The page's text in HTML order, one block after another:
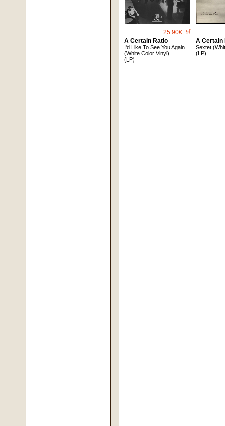
25.90€ 🛒
A Certain Ratio
I'd Like To See You Again
(White Color Vinyl)
(LP)
A Certain
Sextet
(LP)